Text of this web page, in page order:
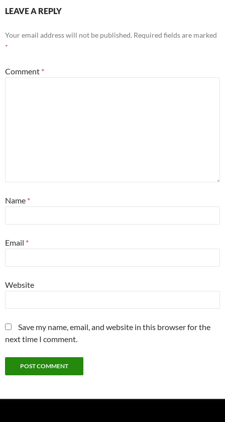
LEAVE A REPLY
Your email address will not be published. Required fields are marked
*
Comment *
Name *
Email *
Website
Save my name, email, and website in this browser for the
next time I comment.